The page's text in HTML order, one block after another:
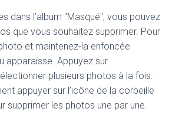
dans l’album "Masqué", vous pouvez
que vous souhaitez supprimer. Pour
et maintenez-la enfoncée
apparaisse. Appuyez sur
plusieurs photos à la fois.
appuyer sur l’icône de la corbeille
supprimer les photos une par une.